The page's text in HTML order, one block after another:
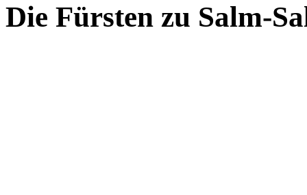
Die Fürsten zu Salm-